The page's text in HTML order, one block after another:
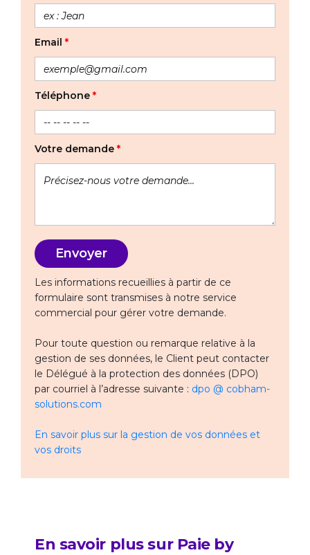
Email *
Téléphone *
Votre demande *
Les informations recueillies à partir de ce
formulaire sont transmises à notre service
commercial pour gérer votre demande.
Pour toute question ou remarque relative à la
gestion de ses données, le Client peut contacter
le Délégué à la protection des données (DPO)
par courriel à l’adresse suivante : dpo @ cobham-
solutions.com
En savoir plus sur la gestion de vos données et
vos droits
En savoir plus sur Paie by